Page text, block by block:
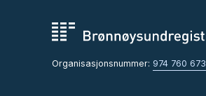
Organisasjonsnummer: 974 760 673